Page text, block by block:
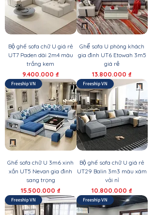
Bộ ghế sofa chữ U giá rẻ
UT7 Paden dài 2m4 màu
trắng kem
Giá
9.400.000 ₫
Ghế sofa U phòng khách
gia đình UT6 Etowah 3m5
giá rẻ
Giá
13.800.000 ₫
Freeship VN
Ghế sofa chữ U 3m6 xinh
xắn UT5 Nevan gia đình
sang trọng
Giá
15.500.000 ₫
Freeship VN
Bộ ghế sofa chữ U giá rẻ
UT29 Balin 3m3 màu xám
vải nỉ
Giá
10.800.000 ₫
Freeship VN Freeship VN